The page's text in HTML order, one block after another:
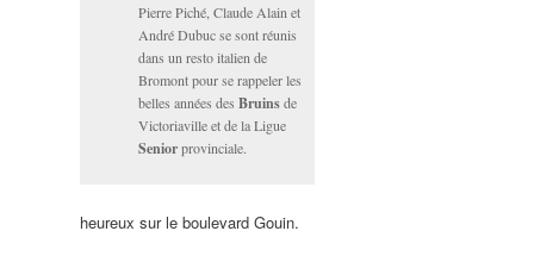
Pierre Piché, Claude Alain et
André Dubuc se sont réunis
dans un resto italien de
Bromont pour se rappeler les
belles années des Bruinsde
Victoriaville et de la Ligue
Seniorprovinciale.
heureux sur le boulevard Gouin.